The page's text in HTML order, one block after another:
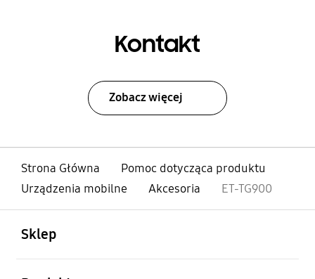
Kontakt
Zobacz więcej
Strona Główna
Pomoc dotycząca produktu
Urządzenia mobilne
Akcesoria ET-TG900
Sklep